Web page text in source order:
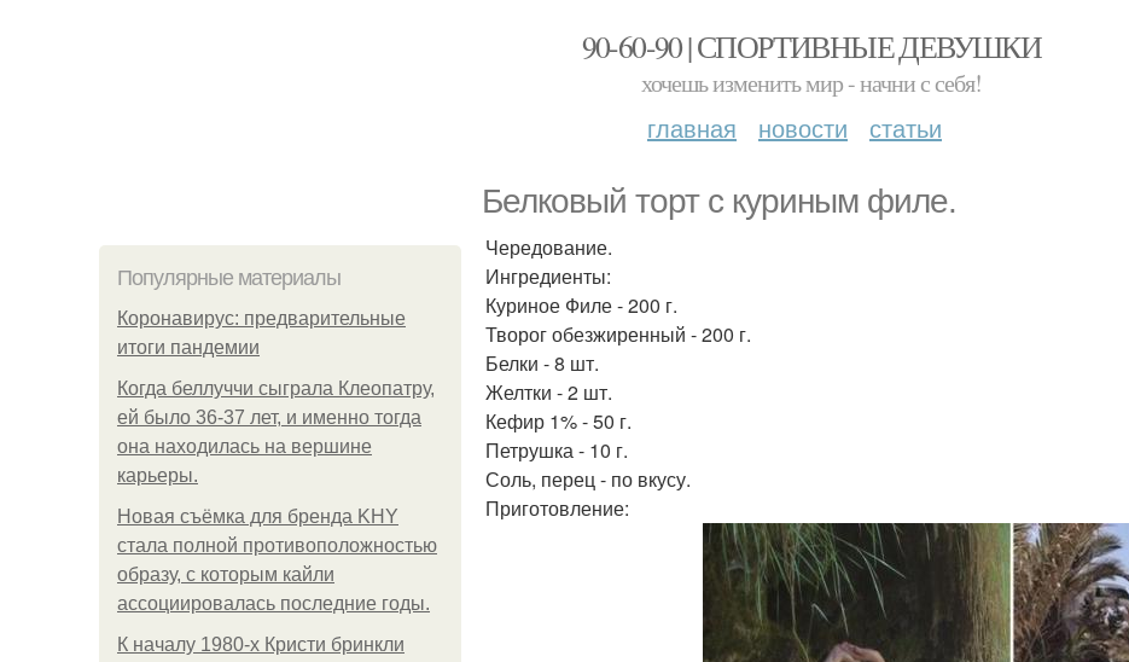
90-60-90 | СПОРТИВНЫЕ ДЕВУШКИ
хочешь изменить мир - начни с себя!
главная новости статьи
Белковый торт с куриным филе.
Популярные материалы
Коронавирус: предварительные
итоги пандемии
Когда беллуччи сыграла Клеопатру,
ей было 36-37 лет, и именно тогда
она находилась на вершине
карьеры.
Новая съёмка для бренда KHY
стала полной противоположностью
образу, с которым кайли
ассоциировалась последние годы.
К началу 1980-х Кристи бринкли
Чередование.
Ингредиенты:
Куриное Филе - 200 г.
Творог обезжиренный - 200 г.
Белки - 8 шт.
Желтки - 2 шт.
Кефир 1% - 50 г.
Петрушка - 10 г.
Соль, перец - по вкусу.
Приготовление: